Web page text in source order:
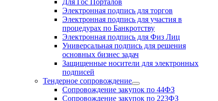
Для Гос Порталов
Электронная подпись для торгов
Электронная подпись для участия в
процедурах по Банкротству
Электронная подпись для Физ Лиц
Универсальная подпись для решения
основных бизнес задач
Защищенные носители для электронных
подписей
Тендерное сопровождение
Сопровождение закупок по 44ФЗ
Сопровождение закупок по 223ФЗ